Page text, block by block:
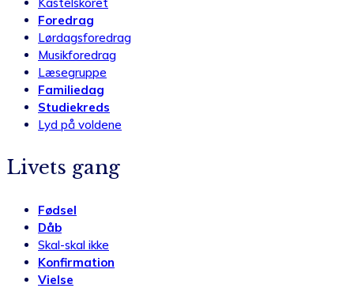
Foredrag
Lørdagsforedrag
Musikforedrag
Læsegruppe
Familiedag
Studiekreds
Lyd på voldene
Livets gang
Fødsel
Dåb
Skal-skal ikke
Konfirmation
Vielse